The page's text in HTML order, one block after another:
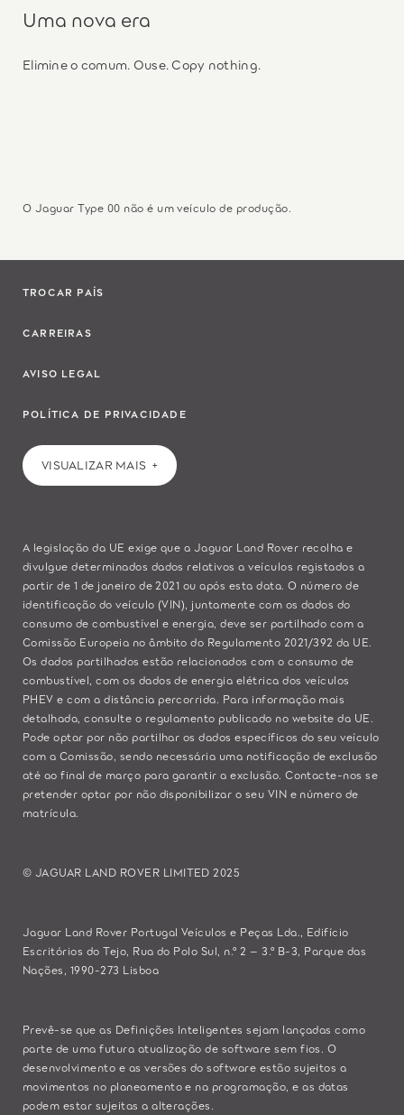
Uma nova era
Elimine o comum. Ouse. Copy nothing.
O Jaguar Type 00 não é um veículo de produção.
TROCAR PAÍS
CARREIRAS
AVISO LEGAL
POLÍTICA DE PRIVACIDADE
VISUALIZAR MAIS
A legislação da UE exige que a Jaguar Land Rover recolha e
divulgue determinados dados relativos a veículos registados a
partir de 1 de janeiro de 2021 ou após esta data. O número de
identificação do veículo (VIN), juntamente com os dados do
consumo de combustível e energia, deve ser partilhado com a
Comissão Europeia no âmbito do Regulamento 2021/392 da UE.
Os dados partilhados estão relacionados com o consumo de
combustível, com os dados de energia elétrica dos veículos
PHEV e com a distância percorrida. Para informação mais
detalhada, consulte o regulamento publicado no website da UE
Pode optar por não partilhar os dados específicos do seu veículo
com a Comissão, sendo necessária uma notificação de exclusão
até ao final de março para garantir a exclusão.Contacte-nos se
pretender optar por não disponibilizar o seu VIN e número de
matrícula.
© JAGUAR LAND ROVER LIMITED 2025
Jaguar Land Rover Portugal Veículos e Peças Lda., Edifício
Escritórios do Tejo, Rua do Polo Sul, n.º 2 – 3.º B-3, Parque das
Nações, 1990-273 Lisboa
Prevê-se que as Definições Inteligentes sejam lançadas como
parte de uma futura atualização de software sem fios. O
desenvolvimento e as versões do software estão sujeitos a
movimentos no planeamento e na programação, e as datas
podem estar sujeitas a alterações.